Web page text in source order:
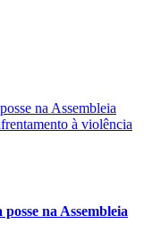
na Assembleia